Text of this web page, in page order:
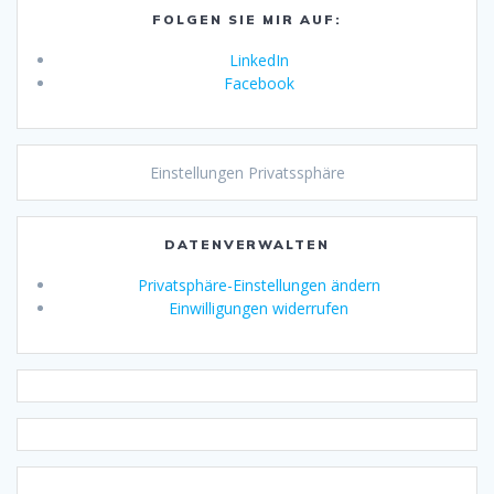
FOLGEN SIE MIR AUF:
LinkedIn
Facebook
Einstellungen Privatssphäre
DATENVERWALTEN
Privatsphäre-Einstellungen ändern
Einwilligungen widerrufen